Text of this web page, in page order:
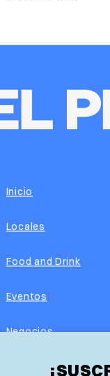
Inicio
Locales
Food and Drink
Eventos
Negocios
Real Estate